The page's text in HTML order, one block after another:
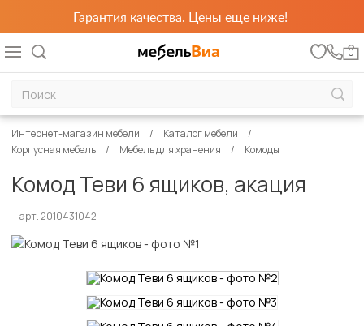
Гарантия качества. Цены еще ниже!
0
Интернет-магазин мебели
Каталог мебели
Корпусная мебель
Мебель для хранения Комоды
Комод Теви 6 ящиков, акация
арт. 2010431042